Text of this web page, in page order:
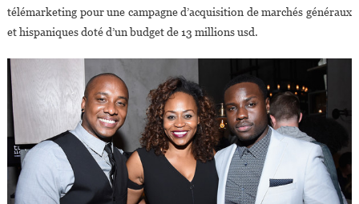
télémarketing pour une campagne d’acquisition de marchés généraux
et hispaniques doté d’un budget de 13 millions usd.